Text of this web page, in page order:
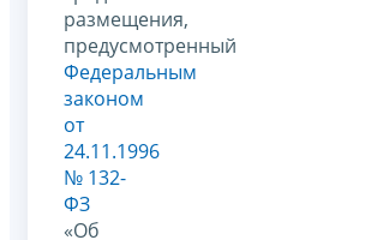
размещения,
предусмотренный
Федеральным
законом
от
24.11.1996
№ 132-
ФЗ
«Об